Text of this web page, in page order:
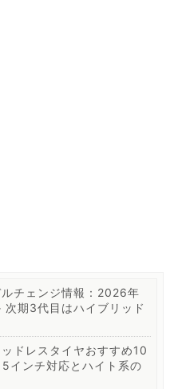
チェンジ情報：2026年
次期3代目はハイブリッド
ドレスタイヤおすすめ10
インチ対応とハイト系の